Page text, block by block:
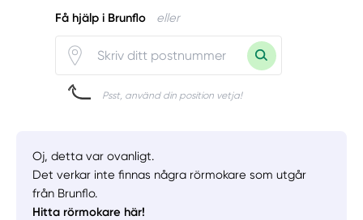
Få hjälp i Brunflo eller
Psst, använd din position vetja!
Oj, detta var ovanligt.
Det verkar inte finnas några rörmokare som utgår
från Brunflo.
Hitta rörmokare här!